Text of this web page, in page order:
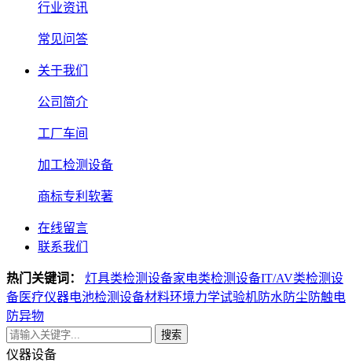
行业资讯
常见问答
关于我们
公司简介
工厂车间
加工检测设备
商标专利软著
在线留言
联系我们
热门关键词： 灯具类检测设备家电类检测设备IT/AV类检测设
备医疗仪器电池检测设备材料环境力学试验机防水防尘防触电
防异物
搜索
仪器设备